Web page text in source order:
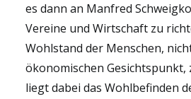
es dann an Manfred
Vereine und Wirtschaft zu
Wohlstand der Menschen,
ökonomischen Gesichtspunkt,
liegt dabei das Wohlbefinden